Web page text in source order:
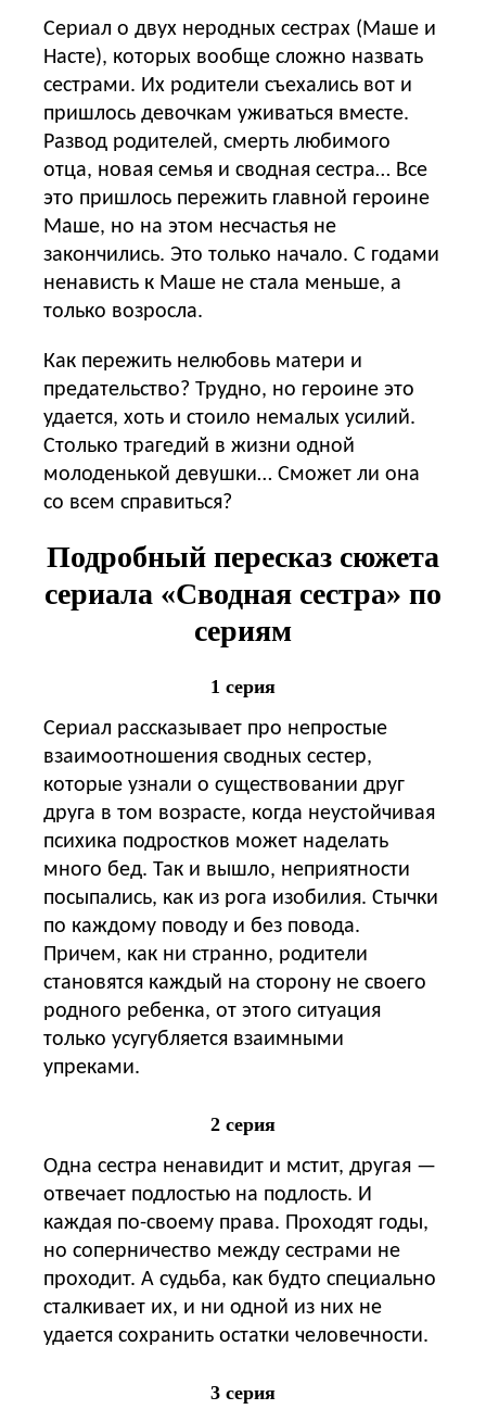
Сериал о двух неродных сестрах (Маше и
Насте), которых вообще сложно назвать
сестрами. Их родители съехались вот и
пришлось девочкам уживаться вместе.
Развод родителей, смерть любимого
отца, новая семья и сводная сестра… Все
это пришлось пережить главной героине
Маше, но на этом несчастья не
закончились. Это только начало. С годами
ненависть к Маше не стала меньше, а
только возросла.
Как пережить нелюбовь матери и
предательство? Трудно, но героине это
удается, хоть и стоило немалых усилий.
Столько трагедий в жизни одной
молоденькой девушки… Сможет ли она
со всем справиться?
Подробный пересказ сюжета
сериала «Сводная сестра» по
сериям
1 серия
Сериал рассказывает про непростые
взаимоотношения сводных сестер,
которые узнали о существовании друг
друга в том возрасте, когда неустойчивая
психика подростков может наделать
много бед. Так и вышло, неприятности
посыпались, как из рога изобилия. Стычки
по каждому поводу и без повода.
Причем, как ни странно, родители
становятся каждый на сторону не своего
родного ребенка, от этого ситуация
только усугубляется взаимными
упреками.
2 серия
Одна сестра ненавидит и мстит, другая —
отвечает подлостью на подлость. И
каждая по-своему права. Проходят годы,
но соперничество между сестрами не
проходит. А судьба, как будто специально
сталкивает их, и ни одной из них не
удается сохранить остатки человечности.
3 серия